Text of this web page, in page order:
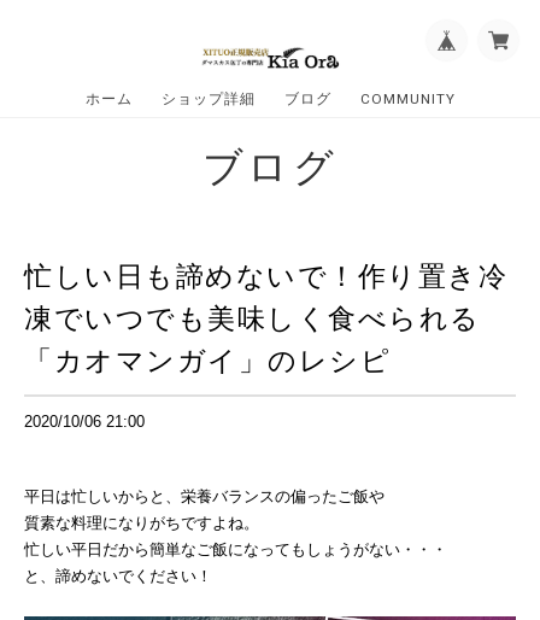
ホーム ショップ詳細 ブログ COMMUNITY
ブログ
忙しい日も諦めないで！作り置き冷
凍でいつでも美味しく食べられる
「カオマンガイ」のレシピ
2020/10/06 21:00
平日は忙しいからと、栄養バランスの偏ったご飯や
質素な料理になりがちですよね。
忙しい平日だから簡単なご飯になってもしょうがない・・・
と、諦めないでください！